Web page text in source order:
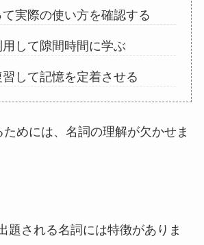
実際の使い方を確認する
して隙間時間に学ぶ
して記憶を定着させる
めには、名詞の理解が欠かせま
題される名詞には特徴がありま